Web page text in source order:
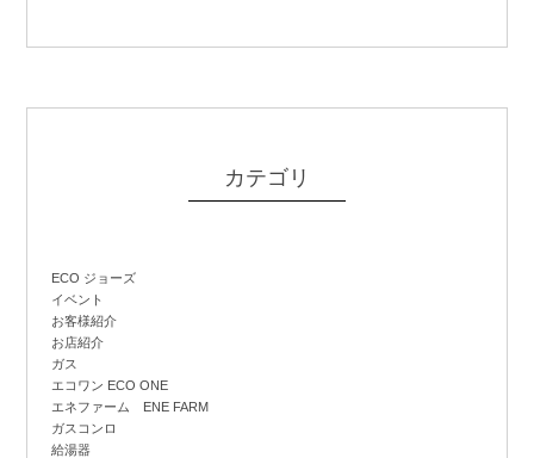
カテゴリ
ECO ジョーズ
イベント
お客様紹介
お店紹介
ガス
エコワン ECO ONE
エネファーム ENE FARM
ガスコンロ
給湯器